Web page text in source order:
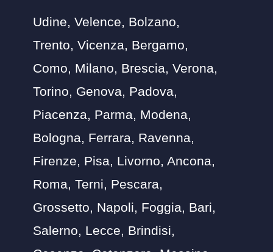
Udine, Velence, Bolzano,
Trento, Vicenza, Bergamo,
Como, Milano, Brescia, Verona,
Torino, Genova, Padova,
Piacenza, Parma, Modena,
Bologna, Ferrara, Ravenna,
Firenze, Pisa, Livorno, Ancona,
Roma, Terni, Pescara,
Grossetto, Napoli, Foggia, Bari,
Salerno, Lecce, Brindisi,